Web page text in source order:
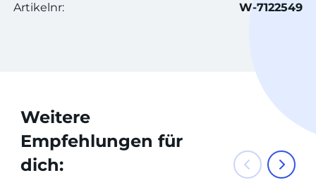
Artikelnr: W-7122549
Weitere
Empfehlungen für
dich: